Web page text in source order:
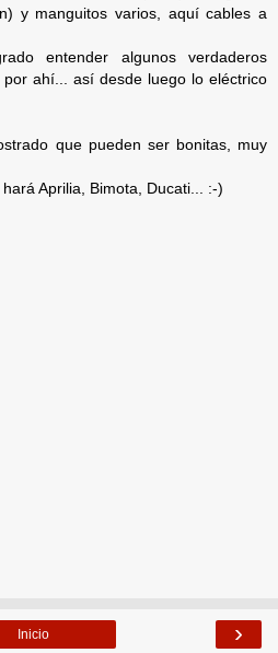
y manguitos varios, aquí cables a
entender algunos verdaderos
ahí... así desde luego lo eléctrico
que pueden ser bonitas, muy
Aprilia, Bimota, Ducati... :-)
›
Inicio